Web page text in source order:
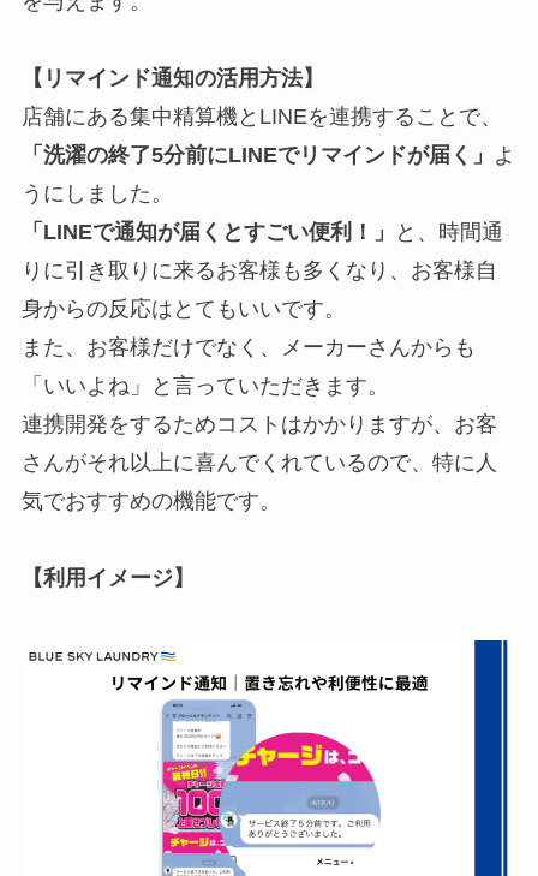
【リマインド通知の活用方法】
店舗にある集中精算機とLINEを連携することで、
「洗濯の終了5分前にLINEでリマインドが届く」 よ
うにしました。
「LINEで通知が届くとすごい便利！」
と、時間通
りに引き取りに来るお客様も多くなり、お客様自
身からの反応はとてもいいです。
また、お客様だけでなく、メーカーさんからも
「いいよね」と言っていただきます。
連携開発をするためコストはかかりますが、お客
さんがそれ以上に喜んでくれているので、特に人
気でおすすめの機能です。
【利用イメージ】